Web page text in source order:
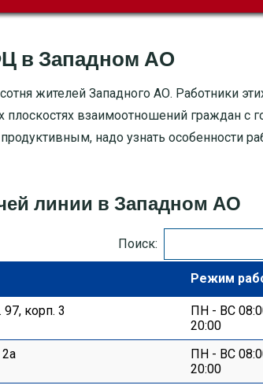
в Западном АО
жителей Западного АО. Работники
взаимоотношений граждан с
надо узнать особенности
линии в Западном АО
Поиск:
Режим
корп. 3
ПН - ВС
20:00
ПН - ВС
20:00